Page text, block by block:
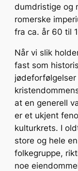
dumdristige og
romerske
fra ca. år 60 til
Når vi slik
fast som
at en generell
er et ukjent
kulturkrets. I
store og hele
folkegruppe,
noe